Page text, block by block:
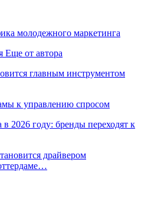
молодежного маркетинга
Еще от автора
главным инструментом
к управлению спросом
2026 году: бренды переходят к
драйвером